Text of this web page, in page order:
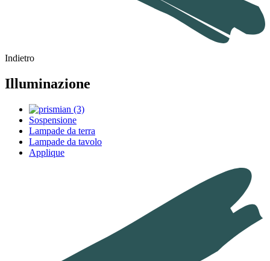
Indietro
Illuminazione
Sospensione
Lampade da terra
Lampade da tavolo
Applique